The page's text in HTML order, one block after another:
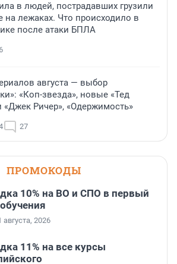
в людей, пострадавших грузили
на лежаках. Что происходило в
после атаки БПЛА
августа — выбор
«Коп-звезда», новые «Тед
«Джек Ричер», «Одержимость»
27
ПРОМОКОДЫ
10% на ВО и СПО в первый
августа, 2026
11% на все курсы